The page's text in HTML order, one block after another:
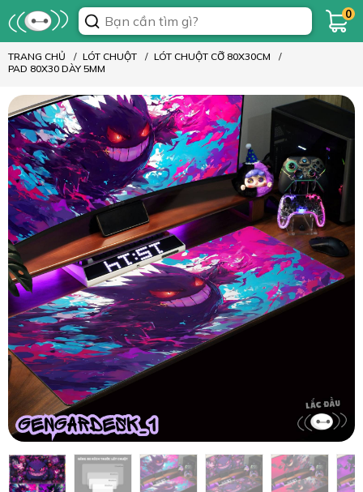
0
TRANG CHỦ LÓT CHUỘT
LÓT CHUỘT CỠ 80X30CM
PAD 80X30 DÀY 5MM